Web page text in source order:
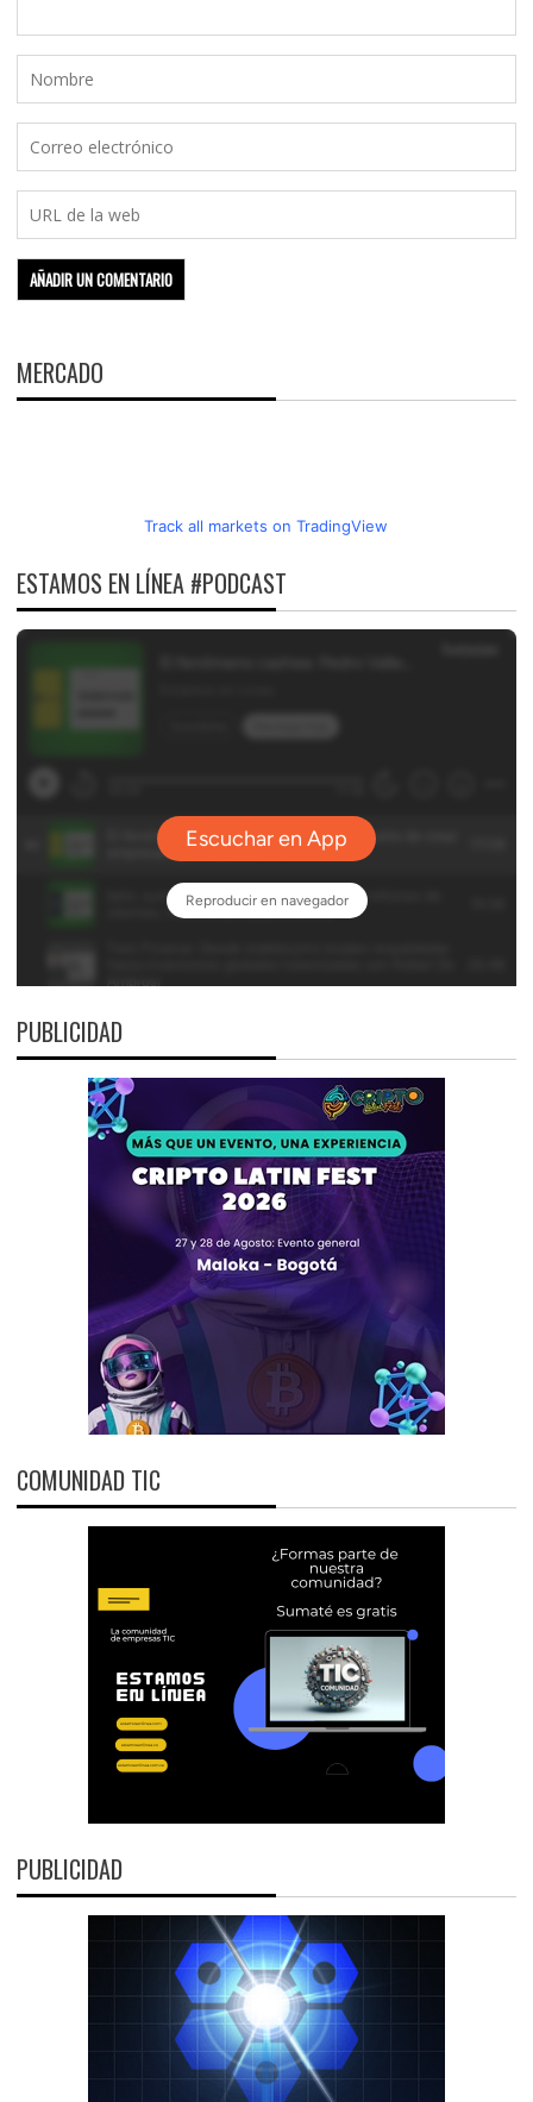
MERCADO
Track all markets on TradingView
ESTAMOS EN LÍNEA #PODCAST
PUBLICIDAD
COMUNIDAD TIC
PUBLICIDAD